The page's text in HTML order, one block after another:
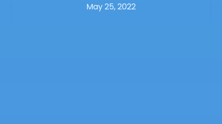
May 25, 2022